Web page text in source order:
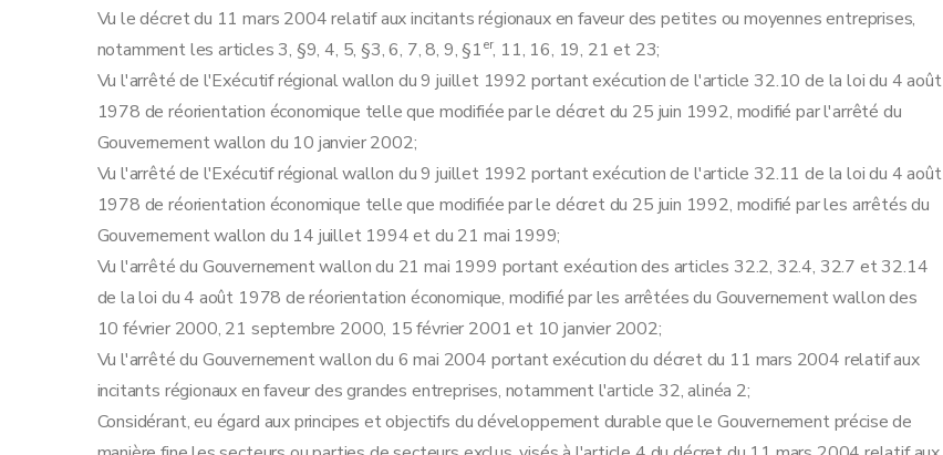
Art. 12
Art. 13
Art. 14
Art. 15
Art.15bis
Art.15ter
Art. 16
Art. 17
Art.17bis
Art. 17ter
Art. 18
Art. 19
Section 2 La prime à l'emploi
Art. 20
Vu le décret du 11 mars 2004 relatif aux incitants régionaux en faveur des petites ou moyennes entreprises,
notamment les articles 3, §9, 4, 5, §3, 6, 7, 8, 9, §1er, 11, 16, 19, 21 et 23;
Vu l'arrêté de l'Exécutif régional wallon du 9 juillet 1992 portant exécution de l'article 32.10 de la loi du 4 août
1978 de réorientation économique telle que modifiée par le décret du 25 juin 1992, modifié par l'arrêté du
Gouvernement wallon du 10 janvier 2002;
Vu l'arrêté de l'Exécutif régional wallon du 9 juillet 1992 portant exécution de l'article 32.11 de la loi du 4 août
1978 de réorientation économique telle que modifiée par le décret du 25 juin 1992, modifié par les arrêtés du
Gouvernement wallon du 14 juillet 1994 et du 21 mai 1999;
Vu l'arrêté du Gouvernement wallon du 21 mai 1999 portant exécution des articles 32.2, 32.4, 32.7 et 32.14
de la loi du 4 août 1978 de réorientation économique, modifié par les arrêtées du Gouvernement wallon des
10 février 2000, 21 septembre 2000, 15 février 2001 et 10 janvier 2002;
Vu l'arrêté du Gouvernement wallon du 6 mai 2004 portant exécution du décret du 11 mars 2004 relatif aux
incitants régionaux en faveur des grandes entreprises, notamment l'article 32, alinéa 2;
Considérant, eu égard aux principes et objectifs du développement durable que le Gouvernement précise de